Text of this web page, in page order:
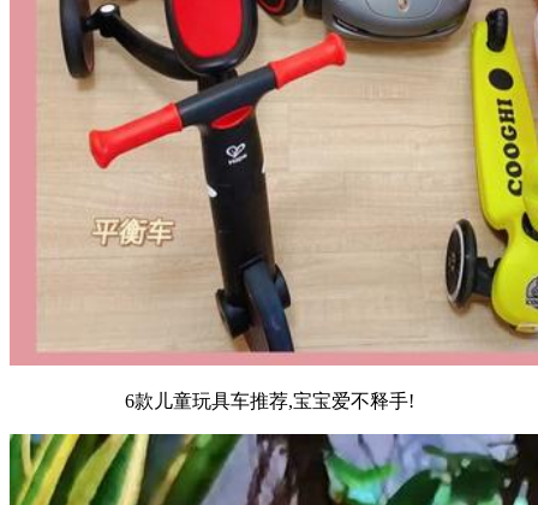
6款儿童玩具车推荐,宝宝爱不释手!